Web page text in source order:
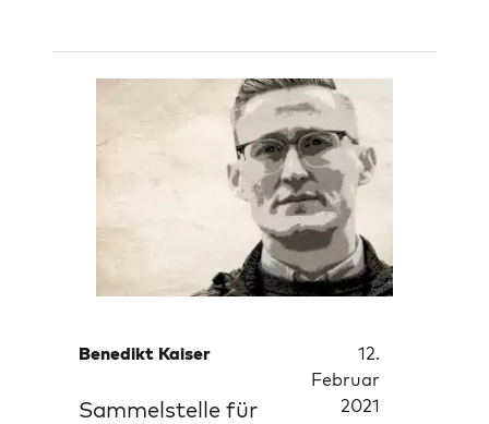
Benedikt Kaiser
12.
Februar
2021
Sammelstelle für